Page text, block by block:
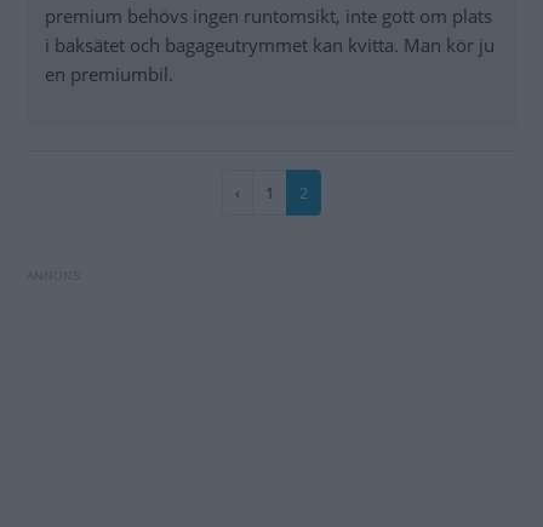
premium behövs ingen runtomsikt, inte gott om plats
i baksätet och bagageutrymmet kan kvitta. Man kör ju
en premiumbil.
Föregående
‹ Sida
1
Nuvarande
2